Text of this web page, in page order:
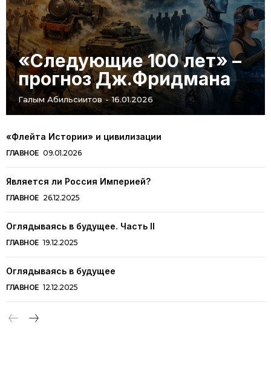
«Следующие 100 лет» –
прогноз Дж.Фридмана
Галым Абильсиитов - 16.01.2026
«Флейта Истории» и цивилизации
ГЛАВНОЕ 09.01.2026
Является ли Россия Империей?
ГЛАВНОЕ 26.12.2025
Оглядываясь в будущее. Часть II
ГЛАВНОЕ 19.12.2025
Оглядываясь в будущее
ГЛАВНОЕ 12.12.2025